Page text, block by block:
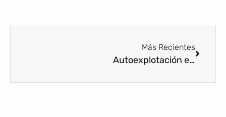
Más Recientes
Autoexplotación en proyectos profesionales asociados a la maternidad